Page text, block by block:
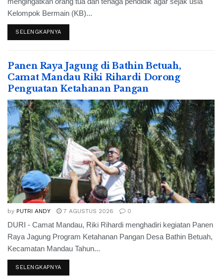
Kelompok Bermain (KB)...
SELENGKAPNYA
Panen Raya Jagung di Bathin Betuah,
Camat Mandau Riki Rihardi Dorong
Penguatan Ketahanan Pangan
by PUTRI ANDY 7 AGUSTUS 2026 0
DURI - Camat Mandau, Riki Rihardi menghadiri kegiatan Panen
Raya Jagung Program Ketahanan Pangan Desa Bathin Betuah,
Kecamatan Mandau Tahun...
SELENGKAPNYA